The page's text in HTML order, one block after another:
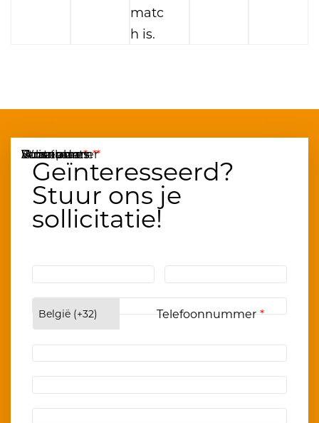
matc
h is.
Geïnteresseerd?
Stuur ons je
sollicitatie!
Voornaam
Achternaam
Telefoonnummer
E-mailadres
Straat
Huisnummer
Woonplaats